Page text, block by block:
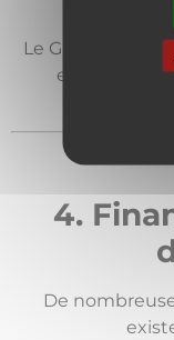
Le Groupe
experts
4.
De